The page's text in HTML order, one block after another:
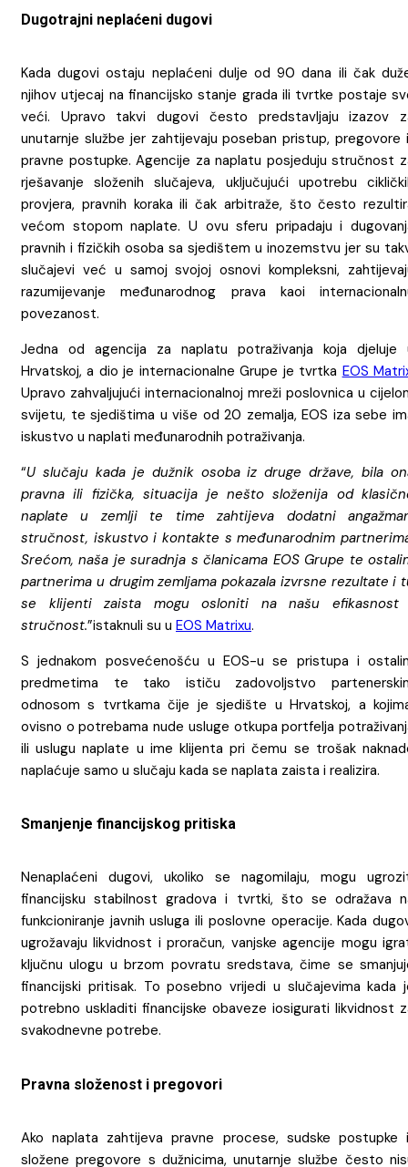
Dugotrajni neplaćeni dugovi
Kada dugovi ostaju neplaćeni dulje od 90 dana ili čak
njihov utjecaj na financijsko stanje grada ili tvrtke postaje
veći. Upravo takvi dugovi često predstavljaju izazov
unutarnje službe jer zahtijevaju poseban pristup, pregovore
pravne postupke. Agencije za naplatu posjeduju stručnost
rješavanje složenih slučajeva, uključujući upotrebu
provjera, pravnih koraka ili čak arbitraže, što često
većom stopom naplate. U ovu sferu pripadaju i
pravnih i fizičkih osoba sa sjedištem u inozemstvu jer su
slučajevi već u samoj svojoj osnovi kompleksni,
razumijevanje međunarodnog prava kaoi
povezanost.
Jedna od agencija za naplatu potraživanja koja djeluje
Hrvatskoj, a dio je internacionalne Grupe je tvrtka EOS
Upravo zahvaljujući internacionalnoj mreži poslovnica u
svijetu, te sjedištima u više od 20 zemalja, EOS iza sebe
iskustvo u naplati međunarodnih potraživanja.
“U slučaju kada je dužnik osoba iz druge države, bila
pravna ili fizička, situacija je nešto složenija od
naplate u zemlji te time zahtijeva dodatni
stručnost, iskustvo i kontakte s međunarodnim
Srećom, naša je suradnja s članicama EOS Grupe te
partnerima u drugim zemljama pokazala izvrsne rezultate i
se klijenti zaista mogu osloniti na našu
stručnost.”istaknuli su u EOS Matrixu.
S jednakom posvećenošću u EOS-u se pristupa i
predmetima te tako ističu zadovoljstvo
odnosom s tvrtkama čije je sjedište u Hrvatskoj, a
ovisno o potrebama nude usluge otkupa portfelja
ili uslugu naplate u ime klijenta pri čemu se trošak
naplaćuje samo u slučaju kada se naplata zaista i realizira.
Smanjenje financijskog pritiska
Nenaplaćeni dugovi, ukoliko se nagomilaju, mogu
financijsku stabilnost gradova i tvrtki, što se odražava
funkcioniranje javnih usluga ili poslovne operacije. Kada
ugrožavaju likvidnost i proračun, vanjske agencije mogu
ključnu ulogu u brzom povratu sredstava, čime se
financijski pritisak. To posebno vrijedi u slučajevima kada
potrebno uskladiti financijske obaveze iosigurati likvidnost
svakodnevne potrebe.
Pravna složenost i pregovori
Ako naplata zahtijeva pravne procese, sudske postupke
složene pregovore s dužnicima, unutarnje službe često